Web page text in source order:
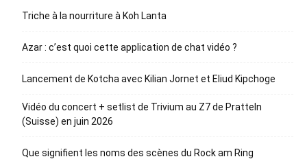
Triche à la nourriture à Koh Lanta
Azar : c’est quoi cette application de chat vidéo ?
Lancement de Kotcha avec Kilian Jornet et Eliud Kipchoge
Vidéo du concert + setlist de Trivium au Z7 de Pratteln
(Suisse) en juin 2026
Que signifient les noms des scènes du Rock am Ring